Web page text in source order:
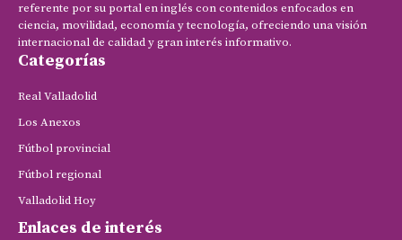
referente por su portal en inglés con contenidos enfocados en
ciencia, movilidad, economía y tecnología, ofreciendo una visión
internacional de calidad y gran interés informativo.
Categorías
Real Valladolid
Los Anexos
Fútbol provincial
Fútbol regional
Valladolid Hoy
Enlaces de interés